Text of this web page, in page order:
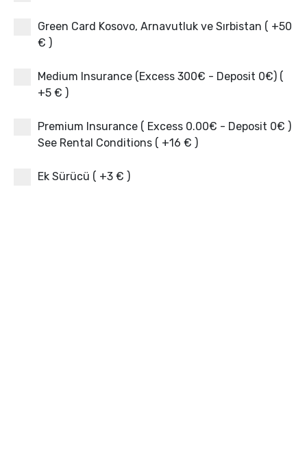
Green Card Kosovo, Arnavutluk ve Sırbistan ( +50
€ )
Medium Insurance (Excess 300€ - Deposit 0€) (
+5 € )
Premium Insurance ( Excess 0.00€ - Deposit 0€ )
See Rental Conditions ( +16 € )
Ek Sürücü ( +3 € )